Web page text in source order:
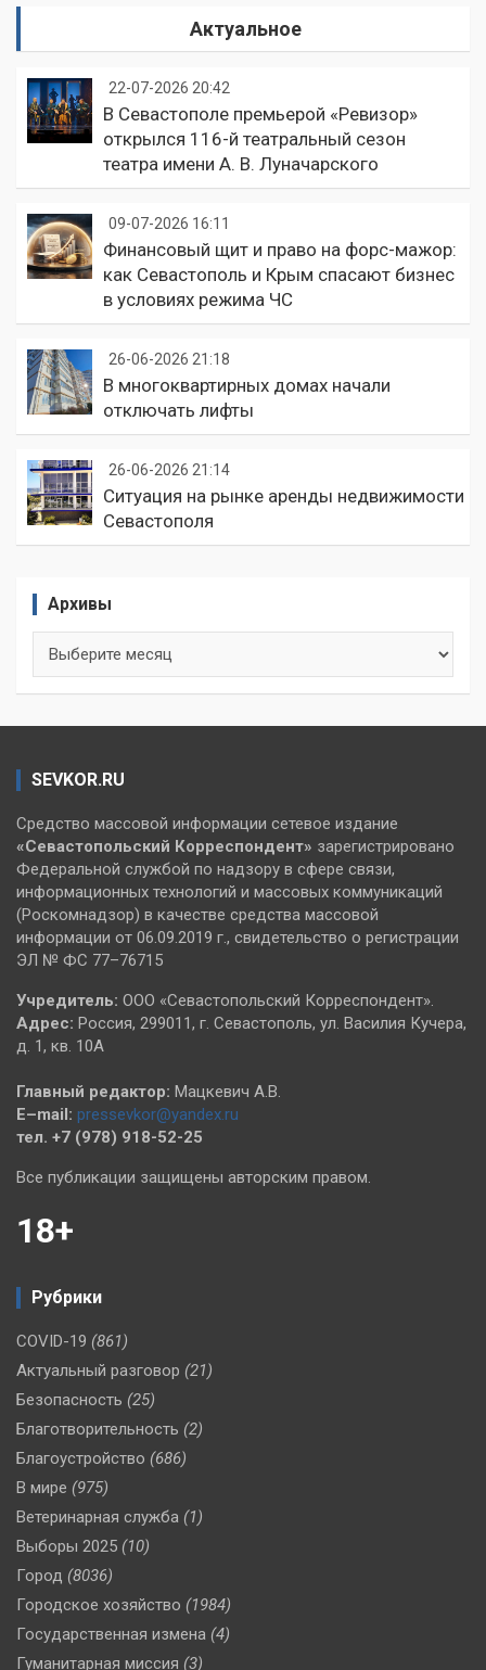
Актуальное
22-07-2026 20:42
В Севастополе премьерой «Ревизор»
открылся 116-й театральный сезон
театра имени А. В. Луначарского
09-07-2026 16:11
Финансовый щит и право на форс-мажор:
как Севастополь и Крым спасают бизнес
в условиях режима ЧС
26-06-2026 21:18
В многоквартирных домах начали
отключать лифты
26-06-2026 21:14
Ситуация на рынке аренды недвижимости
Севастополя
Архивы
SEVKOR.RU
Средство массовой информации сетевое издание
«Севастопольский Корреспондент» зарегистрировано
Федеральной службой по надзору в сфере связи,
информационных технологий и массовых коммуникаций
(Роскомнадзор) в качестве средства массовой
информации от 06.09.2019 г., свидетельство о регистрации
ЭЛ № ФС 77–76715
Учредитель: ООО «Севастопольский Корреспондент».
Адрес: Россия, 299011, г. Севастополь, ул. Василия Кучера,
д. 1, кв. 10А
Главный редактор: Мацкевич А.В.
E–mail: pressevkor@yandex.ru
тел. +7 (978) 918-52-25
Все публикации защищены авторским правом.
18+
Рубрики
COVID-19 (861)
Актуальный разговор (21)
Безопасность (25)
Благотворительность (2)
Благоустройство (686)
В мире (975)
Ветеринарная служба (1)
Выборы 2025 (10)
Город (8036)
Городское хозяйство (1984)
Государственная измена (4)
Гуманитарная миссия (3)